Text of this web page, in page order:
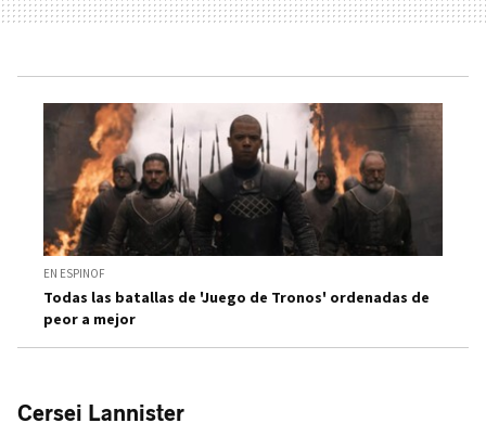
EN ESPINOF
Todas las batallas de 'Juego de Tronos' ordenadas de
peor a mejor
Cersei Lannister